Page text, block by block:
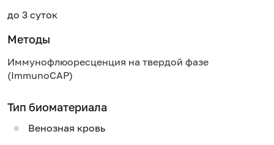
до 3 суток
Методы
Иммунофлюоресценция на твердой фазе
(ImmunoCAP)
Тип биоматериала
Венозная кровь